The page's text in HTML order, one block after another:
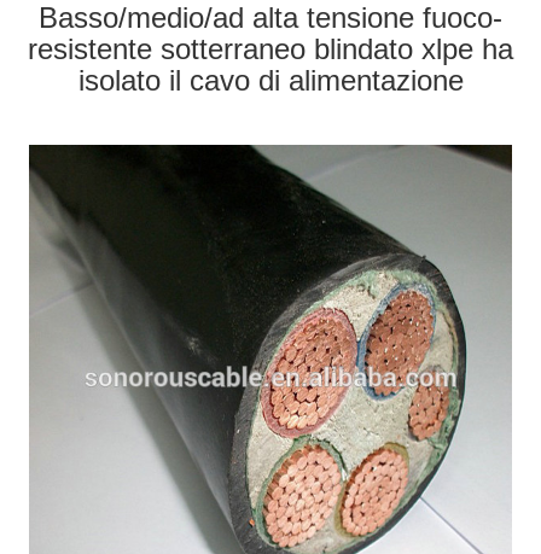
o
n
Basso/medio/ad alta tensione fuoco-
resistente sotterraneo blindato xlpe ha
isolato il cavo di alimentazione